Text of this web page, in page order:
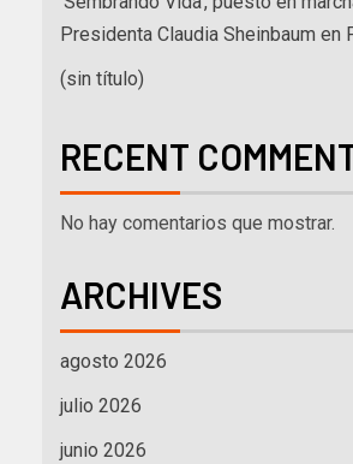
Presidenta Claudia Sheinbaum en
(sin título)
RECENT
No hay comentarios que mostrar.
ARCHIVES
agosto 2026
julio 2026
junio 2026